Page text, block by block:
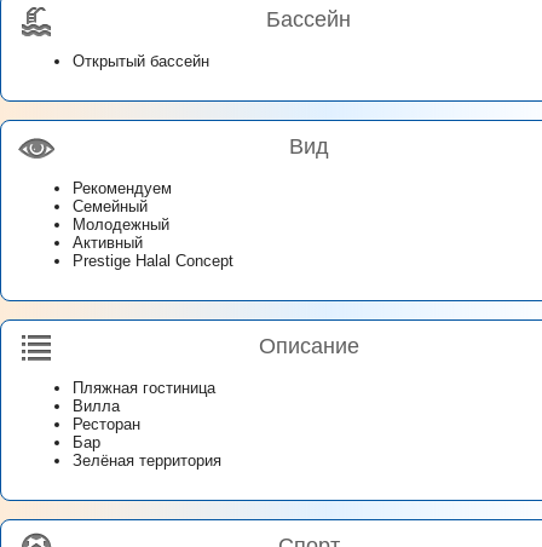
Бассейн
Открытый бассейн
Вид
Рекомендуем
Семейный
Молодежный
Активный
Prestige Halal Concept
Описание
Пляжная гостиница
Вилла
Ресторан
Бар
Зелёная территория